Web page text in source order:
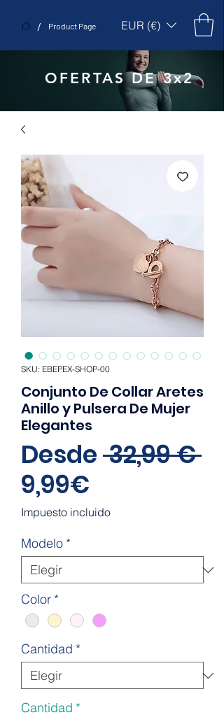
/ Product Page EUR (€)
OFERTAS DE 3x2
SKU: EBEPEX-SHOP-00
Conjunto De Collar Aretes
Anillo y Pulsera De Mujer
Elegantes
Desde 32,99 €
9,99€
de
Impuesto incluido
Modelo *
Color *
Cantidad *
Cantidad *